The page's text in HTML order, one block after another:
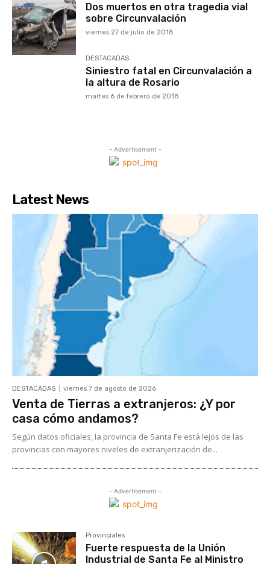
Dos muertos en otra tragedia vial
sobre Circunvalación
viernes 27 de julio de 2018
DESTACADAS
Siniestro fatal en Circunvalación a
la altura de Rosario
martes 6 de febrero de 2018
- Advertisement -
Latest News
DESTACADAS viernes 7 de agosto de 2026
Venta de Tierras a extranjeros: ¿Y por
casa cómo andamos?
Según datos oficiales, la provincia de Santa Fe está lejos de las
provincias con mayores niveles de extranjerización de...
- Advertisement -
Provinciales
Fuerte respuesta de la Unión
Industrial de Santa Fe al Ministro